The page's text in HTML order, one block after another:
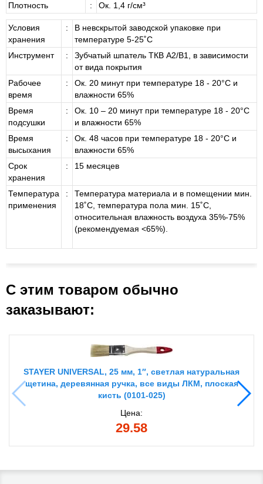
Плотность
: Ок. 1,4 г/см³
Условия
хранения
:
В невскрытой заводской упаковке при
температуре 5-25˚С
Инструмент
:
Зубчатый шпатель ТКВ А2/В1, в зависимости
от вида покрытия
Рабочее
время
:
Ок. 20 минут при температуре 18 - 20°C и
влажности 65%
Время
подсушки
:
Ок. 10 – 20 минут при температуре 18 - 20°C
и влажности 65%
Время
высыхания
:
Ок. 48 часов при температуре 18 - 20°C и
влажности 65%
Срок
хранения
: 15 месяцев
Температура
применения
:
Температура материала и в помещении мин.
18˚С, температура пола мин. 15˚С,
относительная влажность воздуха 35%-75%
(рекомендуемая <65%).
С этим товаром обычно
заказывают:
STAYER UNIVERSAL, 25 мм, 1″, светлая натуральная
щетина, деревянная ручка, все виды ЛКМ, плоская
кисть (0101-025)
Цена:
29.58